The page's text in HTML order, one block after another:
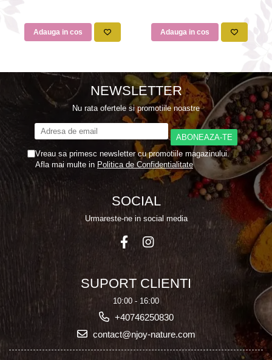
Adauga in cos Adauga in cos
NEWSLETTER
Nu rata ofertele si promotiile noastre
Vreau sa primesc newsletter cu promotiile magazinului.
Afla mai multe in Politica de Confidentialitate
SOCIAL
Urmareste-ne in social media
SUPORT CLIENTI
10:00 - 16:00
+40746250830
contact@njoy-nature.com